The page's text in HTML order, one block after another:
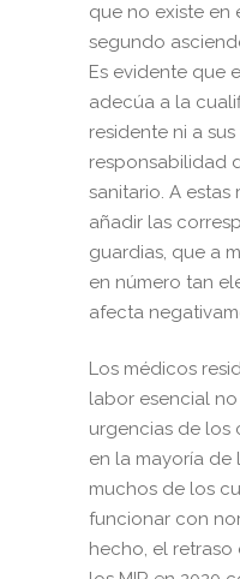
que no existe en
segundo
Es evidente que
adecúa a la
residente ni a
responsabilidad
sanitario. A
añadir las
guardias, que a
en número tan
afecta
Los médicos
labor esencial
urgencias de los
en la mayoría de
muchos de los
funcionar con
hecho, el